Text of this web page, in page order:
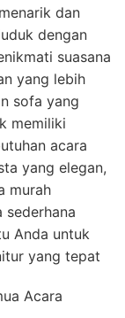
dan
dengan
suasana
yang lebih
sofa yang
memiliki
acara
yang elegan,
murah
sederhana
Anda untuk
yang tepat
Acara